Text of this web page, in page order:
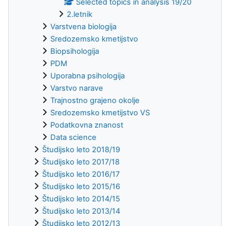
Selected topics in analysis 19/20
2.letnik
Varstvena biologija
Sredozemsko kmetijstvo
Biopsihologija
PDM
Uporabna psihologija
Varstvo narave
Trajnostno grajeno okolje
Sredozemsko kmetijstvo VS
Podatkovna znanost
Data science
Študijsko leto 2018/19
Študijsko leto 2017/18
Študijsko leto 2016/17
Študijsko leto 2015/16
Študijsko leto 2014/15
Študijsko leto 2013/14
Študijsko leto 2012/13